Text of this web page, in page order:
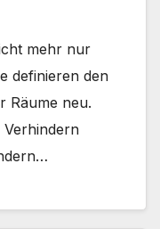
mehr nur
definieren den
Räume neu.
Verhindern